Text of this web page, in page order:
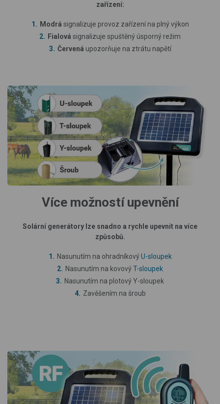
zařízení:
Modrá signalizuje provoz zařízení na plný výkon
Fialová signalizuje spuštěný úsporný režim
Červená upozorňuje na ztrátu napětí
Více možností upevnění
Solární generátory lze snadno a rychle upevnit na více
způsobů.
Nasunutím na ohradníkovýU-sloupek
Nasunutím na kovovýT-sloupek
Nasunutím na plotový Y-sloupek
Zavěšením na šroub